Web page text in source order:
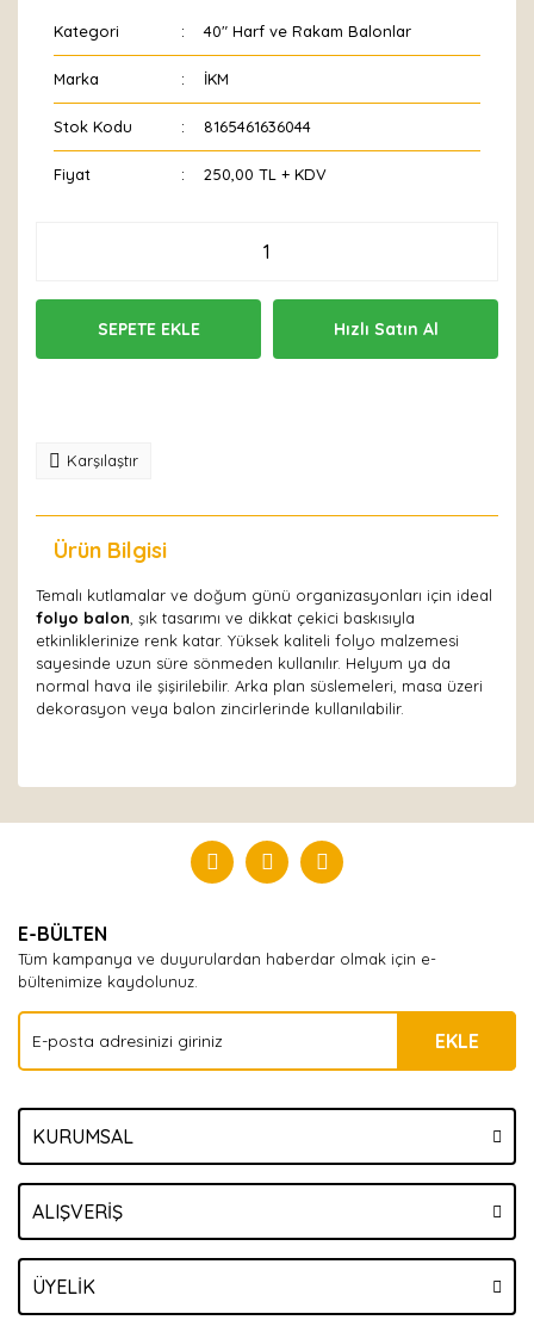
Kategori 40" Harf ve Rakam Balonlar
Marka İKM
Stok Kodu 8165461636044
Fiyat 250,00 TL + KDV
SEPETE EKLE Hızlı Satın Al
Karşılaştır
Ürün Bilgisi
Temalı kutlamalar ve doğum günü organizasyonları için ideal
folyo balon , şık tasarımı ve dikkat çekici baskısıyla
etkinliklerinize renk katar. Yüksek kaliteli folyo malzemesi
sayesinde uzun süre sönmeden kullanılır. Helyum ya da
normal hava ile şişirilebilir. Arka plan süslemeleri, masa üzeri
dekorasyon veya balon zincirlerinde kullanılabilir.
Yorum Yaz
E-BÜLTEN
Tüm kampanya ve duyurulardan haberdar olmak için e-
bültenimize kaydolunuz.
EKLE
KURUMSAL
ALIŞVERİŞ
ÜYELİK